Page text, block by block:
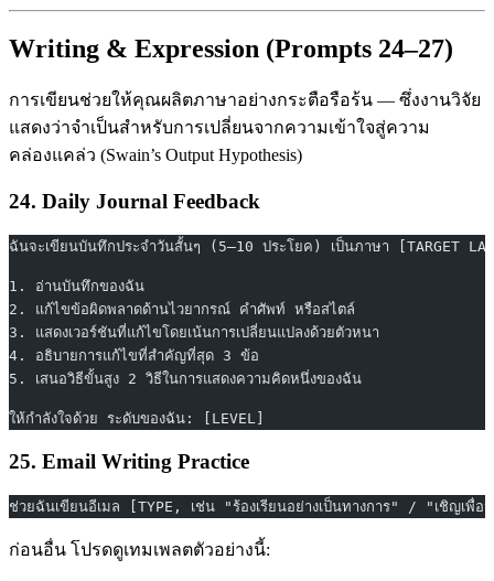
Writing & Expression (Prompts 24–27)
การเขียนช่วยให้คุณผลิตภาษาอย่างกระตือรือร้น — ซึ่งงานวิจัย
แสดงว่าจำเป็นสำหรับการเปลี่ยนจากความเข้าใจสู่ความ
คล่องแคล่ว (Swain’s Output Hypothesis)
24. Daily Journal Feedback
ฉันจะเขียนบันทึกประจำวันสั้นๆ (5–10 ประโยค) เป็นภาษา [TARGET
1. อ่านบันทึกของฉัน
2. แก้ไขข้อผิดพลาดด้านไวยากรณ์ คำศัพท์ หรือสไตล์
3. แสดงเวอร์ชันที่แก้ไขโดยเน้นการเปลี่ยนแปลงด้วยตัวหนา
4. อธิบายการแก้ไขที่สำคัญที่สุด 3 ข้อ
5. เสนอวิธีขั้นสูง 2 วิธีในการแสดงความคิดหนึ่งของฉัน
ให้กำลังใจด้วย ระดับของฉัน: [LEVEL]
25. Email Writing Practice
ช่วยฉันเขียนอีเมล [TYPE, เช่น "ร้องเรียนอย่างเป็นทางการ" / "เชิญเพื่
ก่อนอื่น โปรดดูเทมเพลตตัวอย่างนี้: